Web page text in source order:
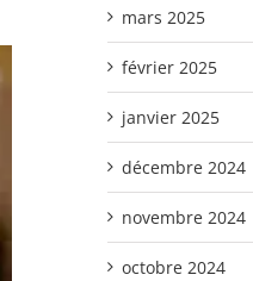
mars 2025
février 2025
janvier 2025
décembre 2024
novembre 2024
octobre 2024